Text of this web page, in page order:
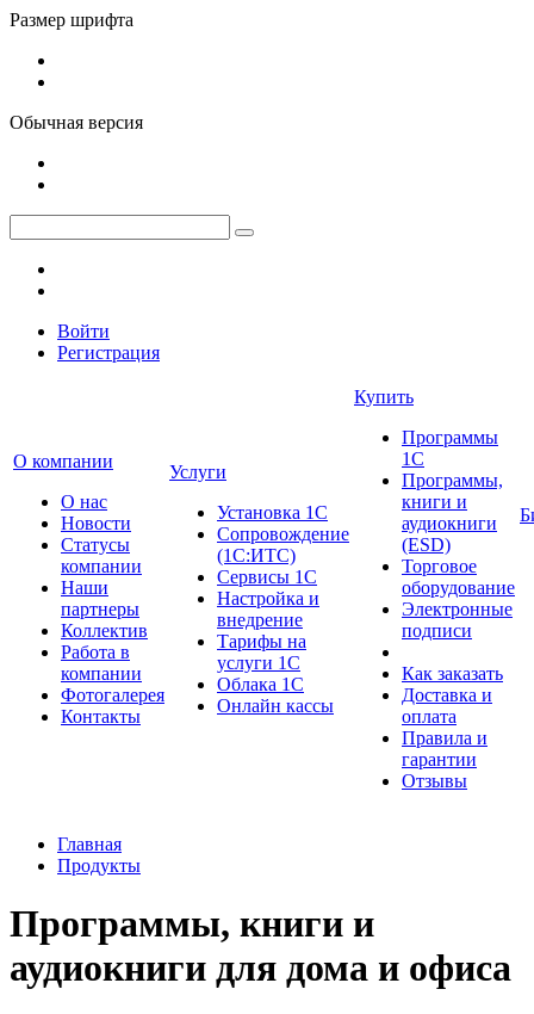
Размер шрифта
Обычная версия
Войти
Регистрация
О компании
О нас
Новости
Cтатусы
компании
Наши
партнеры
Коллектив
Работа в
компании
Фотогалерея
Контакты
Услуги
Установка 1С
Сопровождение
(1С:ИТС)
Сервисы 1С
Настройка и
внедрение
Тарифы на
услуги 1С
Облака 1С
Онлайн кассы
Купить
Программы
1С
Программы,
книги и
аудиокниги
(ESD)
Торговое
оборудование
Электронные
подписи
Как заказать
Доставка и
оплата
Правила и
гарантии
Отзывы
Главная
Продукты
Программы, книги и
аудиокниги для дома и офиса